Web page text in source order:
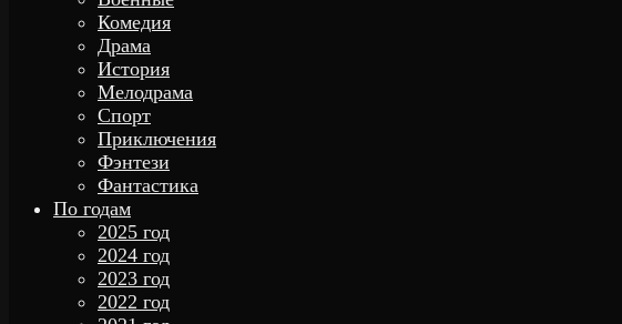
Комедия
Драма
История
Мелодрама
Спорт
Приключения
Фэнтези
Фантастика
По годам
2025 год
2024 год
2023 год
2022 год